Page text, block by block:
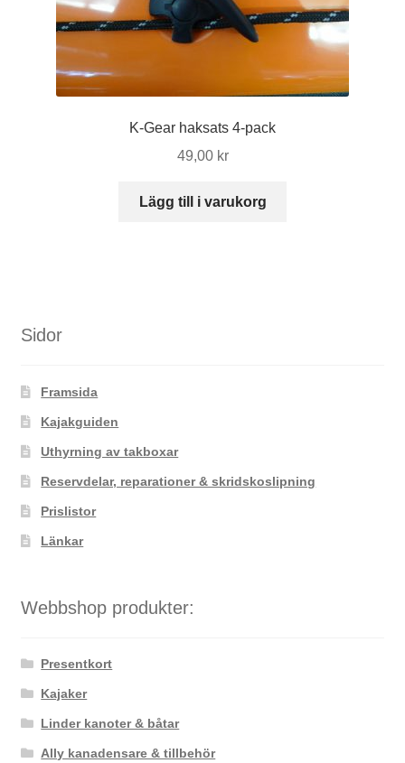
K-Gear haksats 4-pack
49,00 kr
Lägg till i varukorg
Sidor
Framsida
Kajakguiden
Uthyrning av takboxar
Reservdelar, reparationer & skridskoslipning
Prislistor
Länkar
Webbshop produkter:
Presentkort
Kajaker
Linder kanoter & båtar
Ally kanadensare & tillbehör